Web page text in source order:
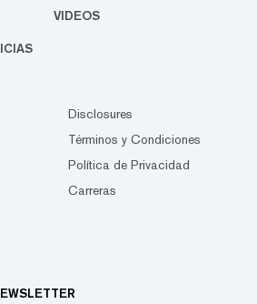
VIDEOS
Disclosures
Términos y Condiciones
Política de Privacidad
Carreras